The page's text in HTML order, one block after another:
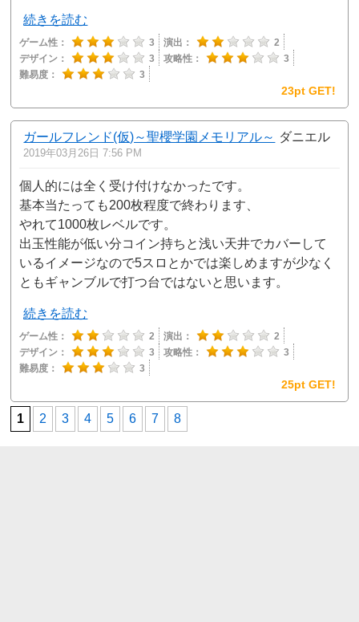
続きを読む
ゲーム性： 3 演出：
2
デザイン：
3 攻略性：
3
難易度：
3
23pt GET!
ガールフレンド(仮)～聖櫻学園メモリアル～ ダニエル
2019年03月26日 7:56 PM
個人的には全く受け付けなかったです。
基本当たっても200枚程度で終わります、
やれて1000枚レベルです。
出玉性能が低い分コイン持ちと浅い天井でカバーして
いるイメージなので5スロとかでは楽しめますが少なく
ともギャンブルで打つ台ではないと思います。
続きを読む
ゲーム性： 2 演出：
2
デザイン：
3 攻略性：
3
難易度：
3
25pt GET!
1 2 3 4 5 6 7 8